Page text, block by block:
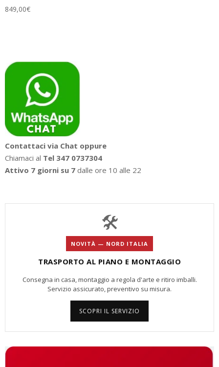
849,00€
Contattaci via Chat oppure
Chiamaci al Tel 347 0737304
Attivo 7 giorni su 7 dalle ore 10 alle 22
🛠️
NOVITÀ — NORD ITALIA
TRASPORTO AL PIANO E MONTAGGIO
Consegna in casa, montaggio a regola d'arte e ritiro imballi.
Servizio assicurato, preventivo su misura.
SCOPRI IL SERVIZIO